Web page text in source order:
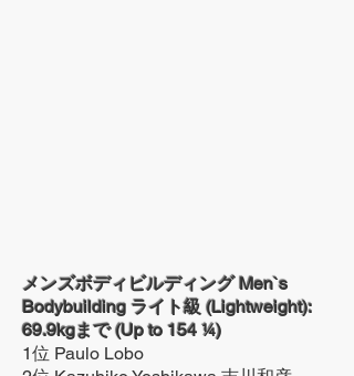
メンズボディビルディング Men`s
Bodybuilding ライト級 (Lightweight):
69.9kgまで (Up to 154 ¼)
1位 Paulo Lobo